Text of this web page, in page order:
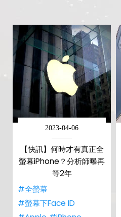
2023-04-06
【快訊】何時才有真正全
螢幕iPhone？分析師曝再
等2年
#全螢幕
#螢幕下Face ID